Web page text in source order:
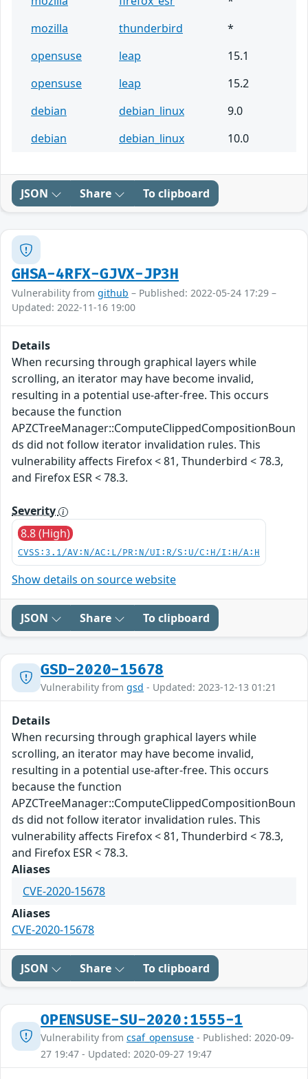
mozilla
thunderbird
*
opensuse
leap
15.1
opensuse
leap
15.2
debian
debian_linux
9.0
debian
debian_linux 10.0
JSON Share To clipboard
GHSA-4RFX-GJVX-JP3H
Vulnerability from github – Published: 2022-05-24 17:29 –
Updated: 2022-11-16 19:00
Details
When recursing through graphical layers while
scrolling, an iterator may have become invalid,
resulting in a potential use-after-free. This occurs
because the function
APZCTreeManager::ComputeClippedCompositionBoun
ds did not follow iterator invalidation rules. This
vulnerability affects Firefox < 81, Thunderbird < 78.3,
and Firefox ESR < 78.3.
Severity
8.8 (High)
CVSS:3.1/AV:N/AC:L/PR:N/UI:R/S:U/C:H/I:H/A:H
Show details on source website
JSON Share To clipboard
GSD-2020-15678
Vulnerability from gsd - Updated: 2023-12-13 01:21
Details
When recursing through graphical layers while
scrolling, an iterator may have become invalid,
resulting in a potential use-after-free. This occurs
because the function
APZCTreeManager::ComputeClippedCompositionBoun
ds did not follow iterator invalidation rules. This
vulnerability affects Firefox < 81, Thunderbird < 78.3,
and Firefox ESR < 78.3.
Aliases
CVE-2020-15678
Aliases
CVE-2020-15678
JSON Share To clipboard
OPENSUSE-SU-2020:1555-1
Vulnerability from csaf_opensuse - Published: 2020-09-
27 19:47 - Updated: 2020-09-27 19:47